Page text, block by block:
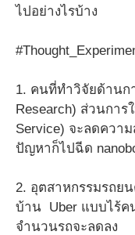
ไปอย่างไรบ้าง
1. คนที่ทำวิจัยด้านก
Research) ส่วนการ
Service) จะลดควา
ปัญหาก็ไปฉีด
2. อุตสาหกรรมรถย
บ้าน Uber แบบไร้ค
จำนวนรถจะลดลง